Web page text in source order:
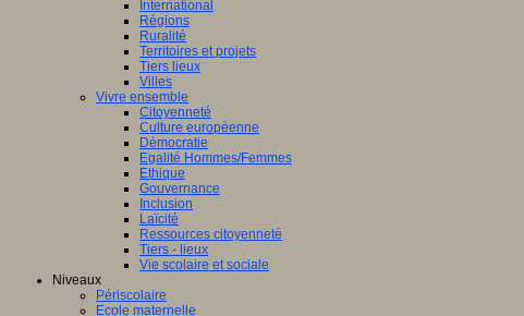
International
Régions
Ruralité
Territoires et projets
Tiers lieux
Villes
Vivre ensemble
Citoyenneté
Culture européenne
Démocratie
Egalité Hommes/Femmes
Ethique
Gouvernance
Inclusion
Laïcité
Ressources citoyenneté
Tiers - lieux
Vie scolaire et sociale
Niveaux
Périscolaire
Ecole maternelle